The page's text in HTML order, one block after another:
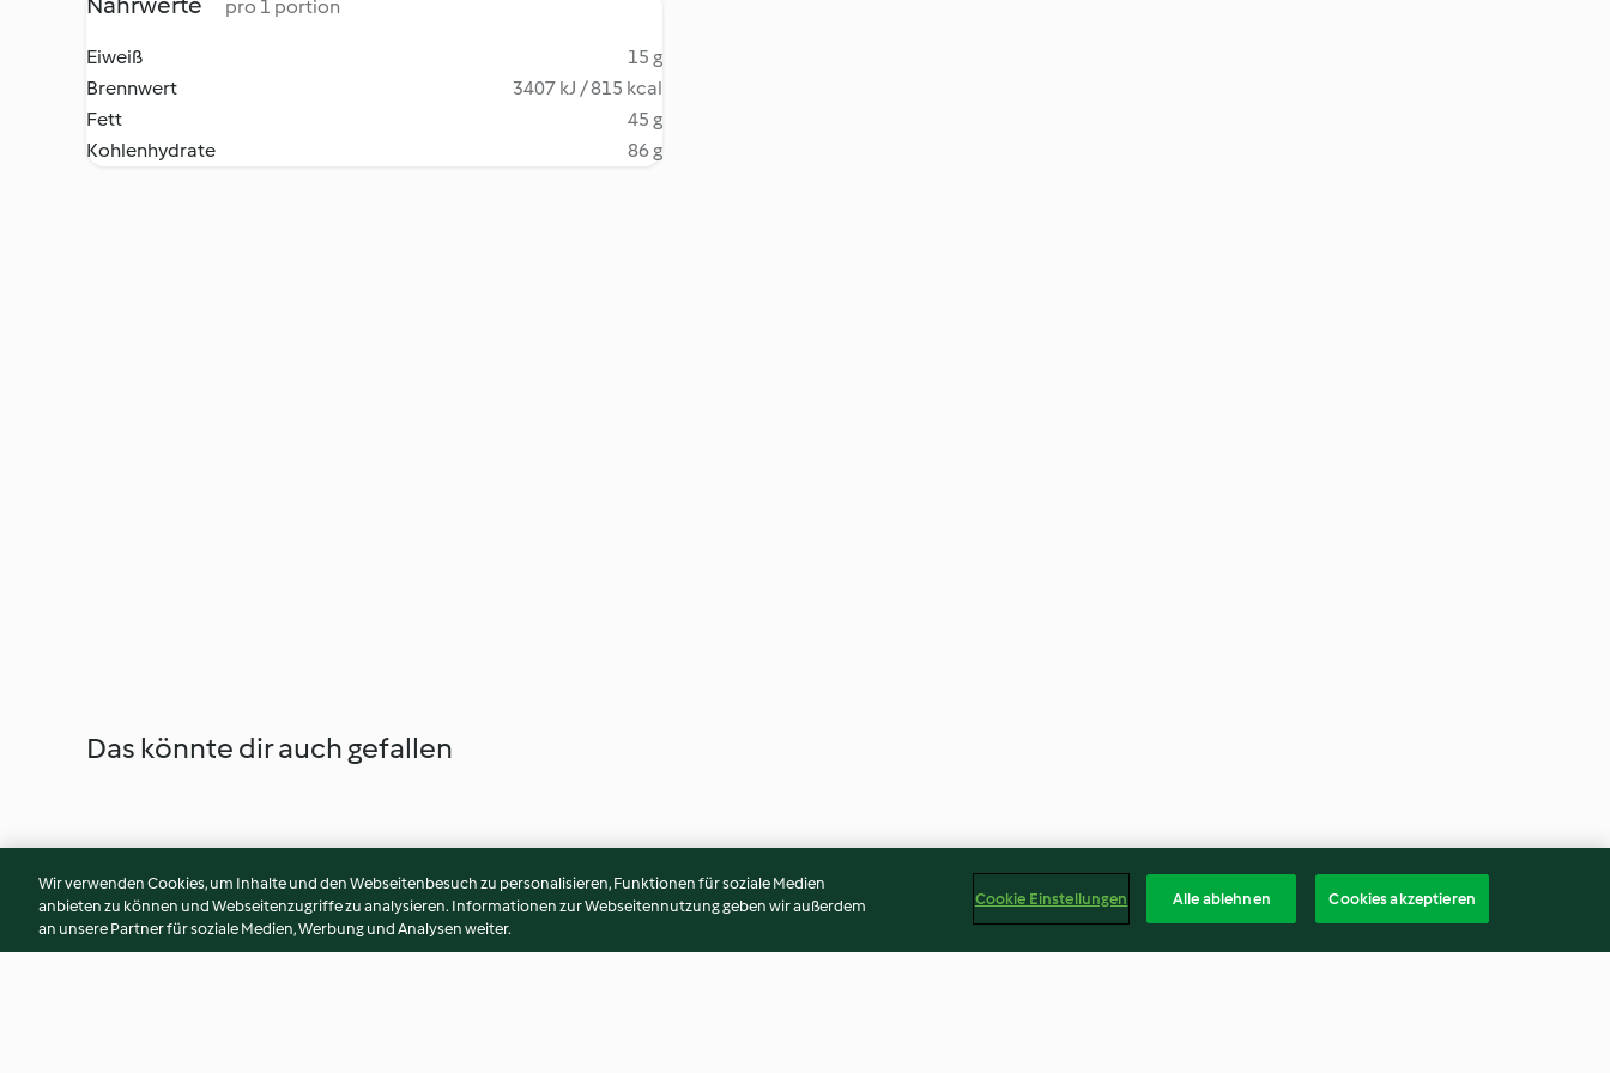
pro 1 portion
Eiweiß
15 g
Brennwert
3407 kJ / 815 kcal
Fett
45 g
Kohlenhydrate
86 g
Das könnte dir auch gefallen
Wir verwenden Cookies, um Inhalte und den Webseitenbesuch zu personalisieren, Funktionen für soziale Medien
anbieten zu können und Webseitenzugriffe zu analysieren. Informationen zur Webseitennutzung geben wir außerdem
an unsere Partner für soziale Medien, Werbung und Analysen weiter.
Cookie Einstellungen Alle ablehnen Cookies akzeptieren